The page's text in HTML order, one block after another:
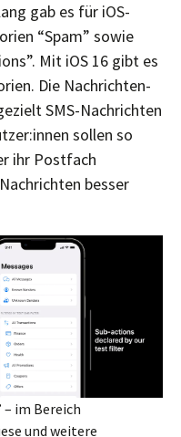
gab es für iOS-
“Spam” sowie
Mit iOS 16 gibt es
Die Nachrichten-
SMS-Nachrichten
sollen so
ihr Postfach
besser
– im Bereich
und weitere